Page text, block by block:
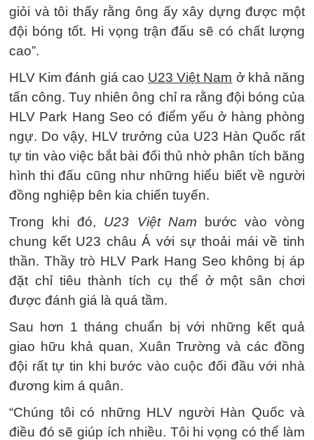
giỏi và tôi thấy rằng ông ấy xây dựng được một
đội bóng tốt. Hi vọng trận đấu sẽ có chất lượng
cao”.
HLV Kim đánh giá cao U23 Việt Nam ở khả năng
tấn công. Tuy nhiên ông chỉ ra rằng đội bóng của
HLV Park Hang Seo có điểm yếu ở hàng phòng
ngự. Do vậy, HLV trưởng của U23 Hàn Quốc rất
tự tin vào việc bắt bài đối thủ nhờ phân tích băng
hình thi đấu cũng như những hiểu biết về người
đồng nghiệp bên kia chiến tuyến.
Trong khi đó, U23 Việt Nam bước vào vòng
chung kết U23 châu Á với sự thoải mái về tinh
thần. Thầy trò HLV Park Hang Seo không bị áp
đặt chỉ tiêu thành tích cụ thể ở một sân chơi
được đánh giá là quá tầm.
Sau hơn 1 tháng chuẩn bị với những kết quả
giao hữu khả quan, Xuân Trường và các đồng
đội rất tự tin khi bước vào cuộc đối đầu với nhà
đương kim á quân.
“Chúng tôi có những HLV người Hàn Quốc và
điều đó sẽ giúp ích nhiều. Tôi hi vọng có thể làm